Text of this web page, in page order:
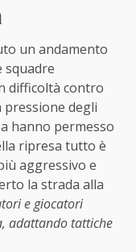
un andamento
squadre
difficoltà contro
pressione degli
hanno permesso
ripresa tutto è
aggressivo e
la strada alla
e giocatori
adattando tattiche